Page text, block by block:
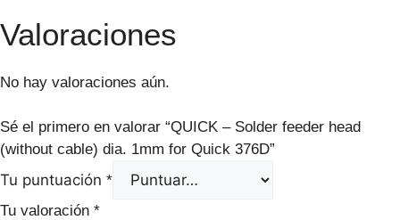
Valoraciones
No hay valoraciones aún.
Sé el primero en valorar “QUICK – Solder feeder head
(without cable) dia. 1mm for Quick 376D”
Tu puntuación *
Tu valoración *